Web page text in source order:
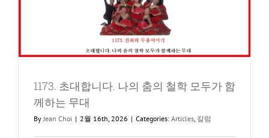
『농
읽
1173. 초대합니다. 나의 춤의 철학 모두가 함
께하는 무대
ByJean Choi | 2월 16th, 2026 | Categories: Articles, 칼럼